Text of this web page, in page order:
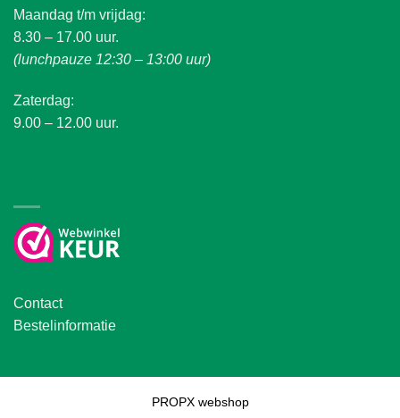
Maandag t/m vrijdag:
8.30 – 17.00 uur.
(lunchpauze 12:30 – 13:00 uur)
Zaterdag:
9.00 – 12.00 uur.
Contact
Bestelinformatie
PROPX webshop